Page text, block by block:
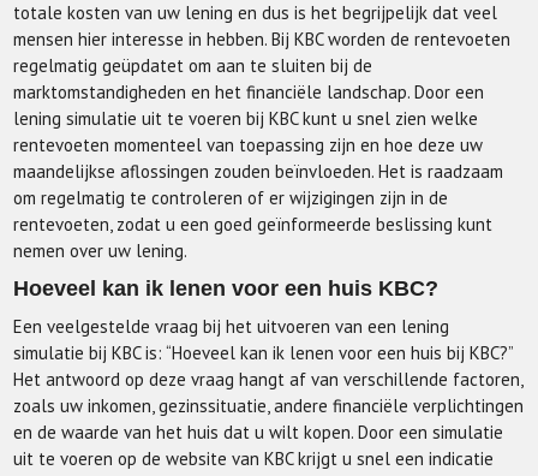
totale kosten van uw lening en dus is het begrijpelijk dat veel
mensen hier interesse in hebben. Bij KBC worden de rentevoeten
regelmatig geüpdatet om aan te sluiten bij de
marktomstandigheden en het financiële landschap. Door een
lening simulatie uit te voeren bij KBC kunt u snel zien welke
rentevoeten momenteel van toepassing zijn en hoe deze uw
maandelijkse aflossingen zouden beïnvloeden. Het is raadzaam
om regelmatig te controleren of er wijzigingen zijn in de
rentevoeten, zodat u een goed geïnformeerde beslissing kunt
nemen over uw lening.
Hoeveel kan ik lenen voor een huis KBC?
Een veelgestelde vraag bij het uitvoeren van een lening
simulatie bij KBC is: “Hoeveel kan ik lenen voor een huis bij KBC?”
Het antwoord op deze vraag hangt af van verschillende factoren,
zoals uw inkomen, gezinssituatie, andere financiële verplichtingen
en de waarde van het huis dat u wilt kopen. Door een simulatie
uit te voeren op de website van KBC krijgt u snel een indicatie